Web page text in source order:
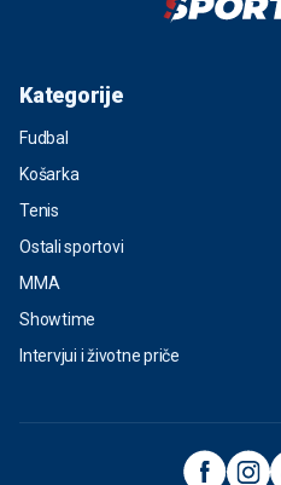
Kategorije
Fudbal
Košarka
Tenis
Ostali sportovi
MMA
Showtime
Intervjui i životne priče